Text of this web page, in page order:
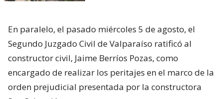
En paralelo, el pasado miércoles 5 de agosto, el
Segundo Juzgado Civil de Valparaíso ratificó al
constructor civil, Jaime Berríos Pozas, como
encargado de realizar los peritajes en el marco de la
orden prejudicial presentada por la constructora